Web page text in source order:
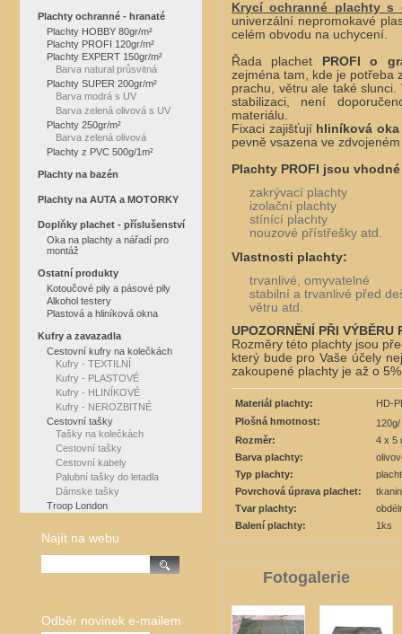
Krycí ochranné plachty s
univerzální nepromokavé
celém obvodu na uchycení.
Řada plachet PROFIo
zejména tam, kde je potřeba
prachu, větru ale také
stabilizaci, není
materiálu.
Fixaci zajišťují hliníková
pevně vsazena ve
Plachty PROFI jsou
zakrývací plachty
izolační plachty
stínící plachty
nouzové přístřešky atd.
Vlastnosti plachty:
trvanlivé, omyvatelné
stabilní a trvanlivé před
větru atd.
UPOZORNĚNÍ PŘI VÝBĚRU
Rozměry této plachty jsou
který bude pro Vaše účely
zakoupené plachty je až o
Materiál plachty:
HD-
Plošná hmotnost:
Rozměr:
4 x 5
Barva plachty:
Typ plachty:
Povrchová úprava plachet:
Tvar plachty:
Balení plachty:
1ks
Fotogalerie
Plachty ochranné - hranaté
Plachty HOBBY 80gr/m²
Plachty PROFI 120gr/m²
Plachty EXPERT 150gr/m²
Barva natural průsvitná
Plachty SUPER 200gr/m²
Barva modrá s UV
Barva zelená olivová s UV
Plachty 250gr/m²
Barva zelená olivová
Plachty z PVC 500g/1m²
Plachty na bazén
Plachty na AUTA a MOTORKY
Doplňky plachet - příslušenství
Oka na plachty a nářadí pro
montáž
Ostatní produkty
Kotoučové pily a pásové pily
Alkohol testery
Plastová a hliníková okna
Kufry a zavazadla
Cestovní kufry na kolečkách
Kufry - TEXTILNÍ
Kufry - PLASTOVÉ
Kufry - HLINÍKOVÉ
Kufry - NEROZBITNÉ
Cestovní tašky
Tašky na kolečkách
Cestovní tašky
Cestovní kabely
Palubní tašky do letadla
Dámske tašky
Troop London
Najít na webu
Odběr novinek e-mailem